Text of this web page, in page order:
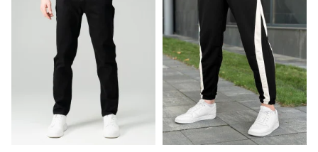
осінь
Склад тканини матеріал: 100% поліестер
Країна - виробник україна